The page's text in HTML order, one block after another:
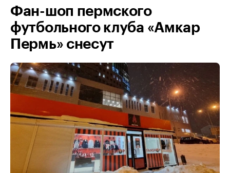
Фан-шоп пермского
футбольного клуба «Амкар
Пермь» снесут